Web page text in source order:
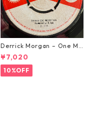
Derrick Morgan – One Mo
rning In May【7-21653】
¥7,020
10%OFF